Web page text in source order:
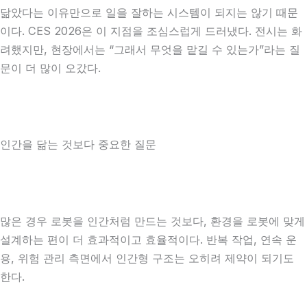
닮았다는 이유만으로 일을 잘하는 시스템이 되지는 않기 때문
이다. CES 2026은 이 지점을 조심스럽게 드러냈다. 전시는 화
려했지만, 현장에서는 “그래서 무엇을 맡길 수 있는가”라는 질
문이 더 많이 오갔다.
인간을 닮는 것보다 중요한 질문
많은 경우 로봇을 인간처럼 만드는 것보다, 환경을 로봇에 맞게
설계하는 편이 더 효과적이고 효율적이다. 반복 작업, 연속 운
용, 위험 관리 측면에서 인간형 구조는 오히려 제약이 되기도
한다.